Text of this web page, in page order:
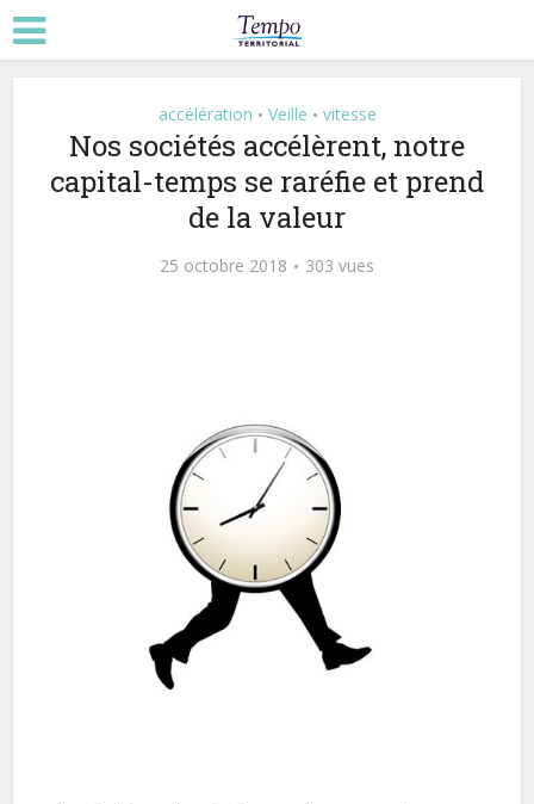
accélération • Veille • vitesse
Nos sociétés accélèrent, notre
capital-temps se raréfie et prend
de la valeur
25 octobre 2018 303 vues